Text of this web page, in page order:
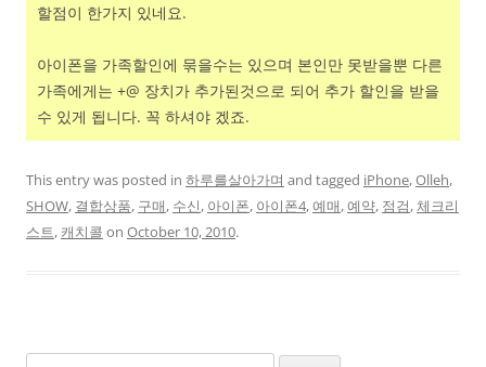
할점이 한가지 있네요.
아이폰을 가족할인에 묶을수는 있으며 본인만 못받을뿐 다른
가족에게는 +@ 장치가 추가된것으로 되어 추가 할인을 받을
수 있게 됩니다. 꼭 하셔야 겠죠.
This entry was posted in 하루를살아가며 and tagged iPhone,Olleh,
SHOW, 결합상품, 구매, 수신, 아이폰, 아이폰4,예매,예약, 점검,체크리
스트, 캐치콜 on October 10, 2010.